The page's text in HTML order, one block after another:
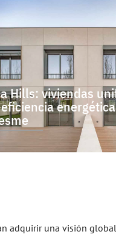
Hills: viviendas
adquirir una visión